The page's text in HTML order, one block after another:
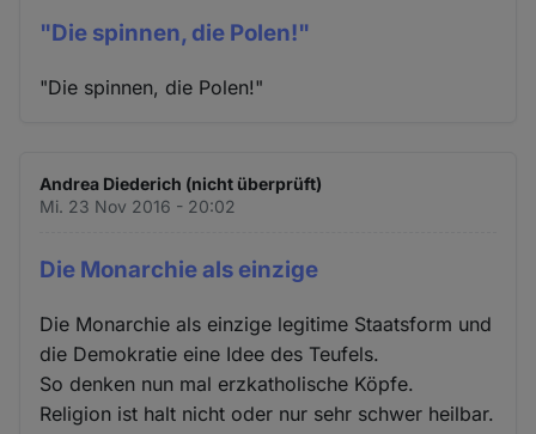
"Die spinnen, die Polen!"
"Die spinnen, die Polen!"
Andrea Diederich (nicht überprüft)
Mi. 23 Nov 2016 - 20:02
Die Monarchie als einzige
Die Monarchie als einzige legitime Staatsform und
die Demokratie eine Idee des Teufels.
So denken nun mal erzkatholische Köpfe.
Religion ist halt nicht oder nur sehr schwer heilbar.